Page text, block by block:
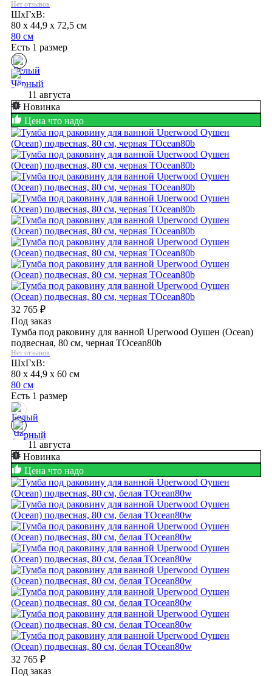
Нет отзывов
ШхГхВ:
80 x 44,9 x 72,5 см
80 см
Есть 1 размер
11 августа
Новинка
Цена что надо
32 765 ₽
Под заказ
Тумба под раковину для ванной Uperwood Оушен (Ocean)
подвесная, 80 см, черная TOcean80b
Нет отзывов
ШхГхВ:
80 x 44,9 x 60 см
80 см
Есть 1 размер
11 августа
Новинка
Цена что надо
32 765 ₽
Под заказ